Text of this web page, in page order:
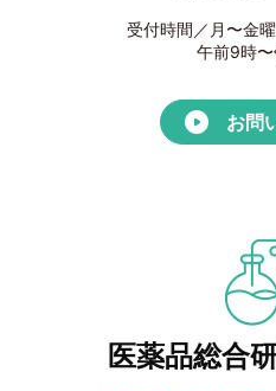
受付時間／月〜金
午前9時
お問
医薬品総合